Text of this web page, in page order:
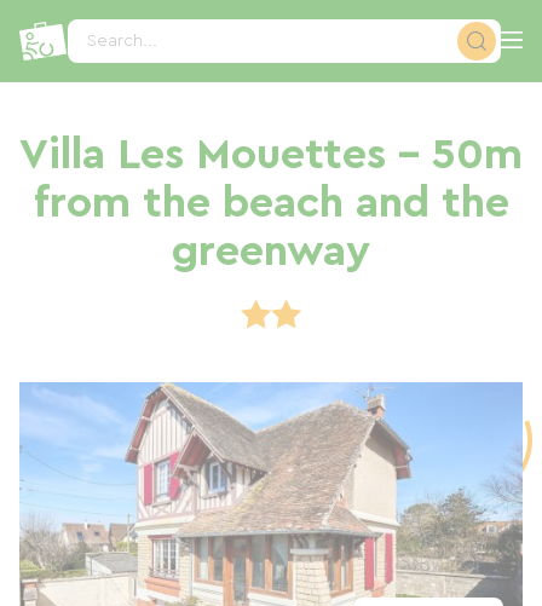
Search...
Villa Les Mouettes - 50m
from the beach and the
greenway
Cookies management panel